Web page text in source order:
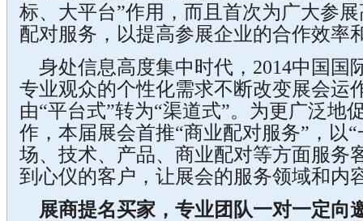
标、大平台”作用，而且首次为广大参
配对服务，以提高参展企业的合作效率
身处信息高度集中时代，2014中国国
专业观众的个性化需求不断改变展会运
由“平台式”转为“渠道式”。为更广泛地
作，本届展会首推“商业配对服务”，以
场、技术、产品、商业配对等方面服务
到心仪的客户，让展会的服务领域和内
展商提名买家，专业团队一对一定向